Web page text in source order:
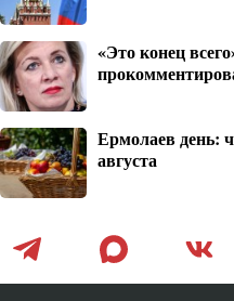
«Это конец
Ермолаев день:
августа